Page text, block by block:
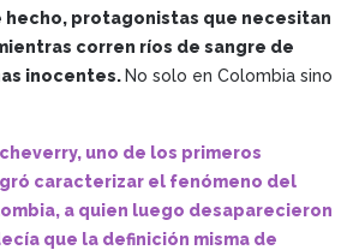
hecho, protagonistas que necesitan
corren ríos de sangre de
inocentes.No solo en Colombia sino
uno de los primeros
caracterizar el fenómeno del
a quien luego desaparecieron
que la definición misma de